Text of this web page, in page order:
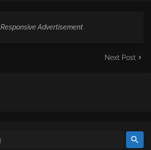
Responsive Advertisement
Next Post